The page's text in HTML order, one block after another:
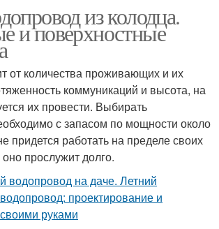
из колодца.
и поверхностные
от количества проживающих и их
коммуникаций и высота, на
их провести. Выбирать
с запасом по мощности около
придется работать на пределе своих
прослужит долго.